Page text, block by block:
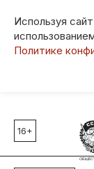
Используя
Политике
Главные темы
80 лет
16+